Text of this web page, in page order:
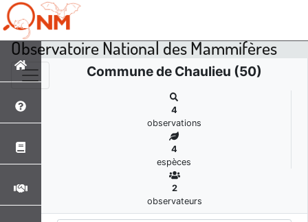
Observatoire National des Mammifères
Commune de Chaulieu (50)
4
observations
4
espèces
2
observateurs